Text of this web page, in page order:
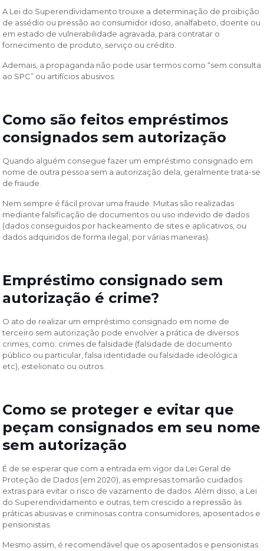
A Lei do Superendividamento trouxe a determinação de proibição
de assédio ou pressão ao consumidor idoso, analfabeto, doente ou
em estado de vulnerabilidade agravada, para contratar o
fornecimento de produto, serviço ou crédito.
Ademais, a propaganda não pode usar termos como “sem consulta
ao SPC” ou artifícios abusivos.
Como são feitos empréstimos
consignados sem autorização
Quando alguém consegue fazer um empréstimo consignado em
nome de outra pessoa sem a autorização dela, geralmente trata-se
de fraude.
Nem sempre é fácil provar uma fraude. Muitas são realizadas
mediante falsificação de documentos ou uso indevido de dados
(dados conseguidos por hackeamento de sites e aplicativos, ou
dados adquiridos de forma ilegal, por várias maneiras).
Empréstimo consignado sem
autorização é crime?
O ato de realizar um empréstimo consignado em nome de
terceiro sem autorização pode envolver a prática de diversos
crimes, como: crimes de falsidade (falsidade de documento
público ou particular, falsa identidade ou falsidade ideológica
etc), estelionato ou outros.
Como se proteger e evitar que
peçam consignados em seu nome
sem autorização
É de se esperar que com a entrada em vigor da Lei Geral de
Proteção de Dados (em 2020), as empresas tomarão cuidados
extras para evitar o risco de vazamento de dados. Além disso, a Lei
do Superendividamento e outras, tem crescido a repressão às
práticas abusivas e criminosas contra consumidores, aposentados e
pensionistas.
Mesmo assim, é recomendável que os aposentados e pensionistas